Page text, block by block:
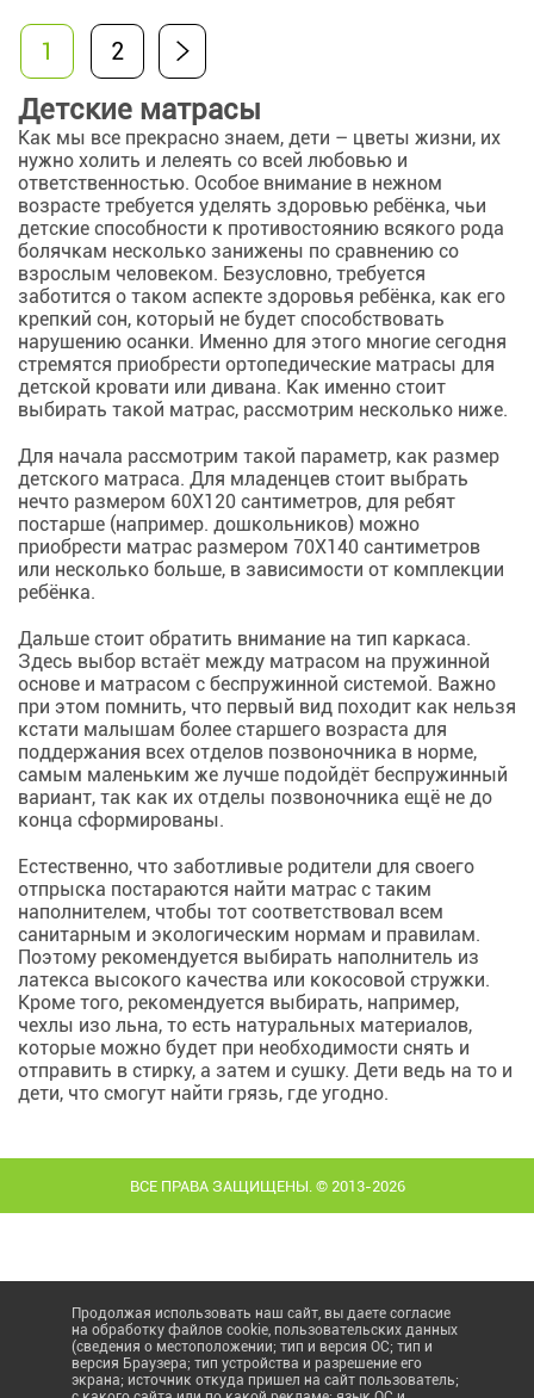
1 2
Детские матрасы
Как мы все прекрасно знаем, дети – цветы жизни, их
нужно холить и лелеять со всей любовью и
ответственностью. Особое внимание в нежном
возрасте требуется уделять здоровью ребёнка, чьи
детские способности к противостоянию всякого рода
болячкам несколько занижены по сравнению со
взрослым человеком. Безусловно, требуется
заботится о таком аспекте здоровья ребёнка, как его
крепкий сон, который не будет способствовать
нарушению осанки. Именно для этого многие сегодня
стремятся приобрести ортопедические матрасы для
детской кровати или дивана. Как именно стоит
выбирать такой матрас, рассмотрим несколько ниже.
Для начала рассмотрим такой параметр, как размер
детского матраса. Для младенцев стоит выбрать
нечто размером 60Х120 сантиметров, для ребят
постарше (например. дошкольников) можно
приобрести матрас размером 70Х140 сантиметров
или несколько больше, в зависимости от комплекции
ребёнка.
Дальше стоит обратить внимание на тип каркаса.
Здесь выбор встаёт между матрасом на пружинной
основе и матрасом с беспружинной системой. Важно
при этом помнить, что первый вид походит как нельзя
кстати малышам более старшего возраста для
поддержания всех отделов позвоночника в норме,
самым маленьким же лучше подойдёт беспружинный
вариант, так как их отделы позвоночника ещё не до
конца сформированы.
Естественно, что заботливые родители для своего
отпрыска постараются найти матрас с таким
наполнителем, чтобы тот соответствовал всем
санитарным и экологическим нормам и правилам.
Поэтому рекомендуется выбирать наполнитель из
латекса высокого качества или кокосовой стружки.
Кроме того, рекомендуется выбирать, например,
чехлы изо льна, то есть натуральных материалов,
которые можно будет при необходимости снять и
отправить в стирку, а затем и сушку. Дети ведь на то и
дети, что смогут найти грязь, где угодно.
ВСЕ ПРАВА ЗАЩИЩЕНЫ. © 2013-2026
Продолжая использовать наш сайт, вы даете согласие
на обработку файлов cookie, пользовательских данных
(сведения о местоположении; тип и версия ОС; тип и
версия Браузера; тип устройства и разрешение его
экрана; источник откуда пришел на сайт пользователь;